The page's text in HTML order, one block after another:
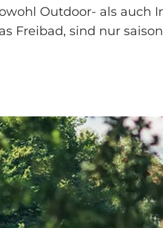
Outdoor- als auch
Freibad, sind nur